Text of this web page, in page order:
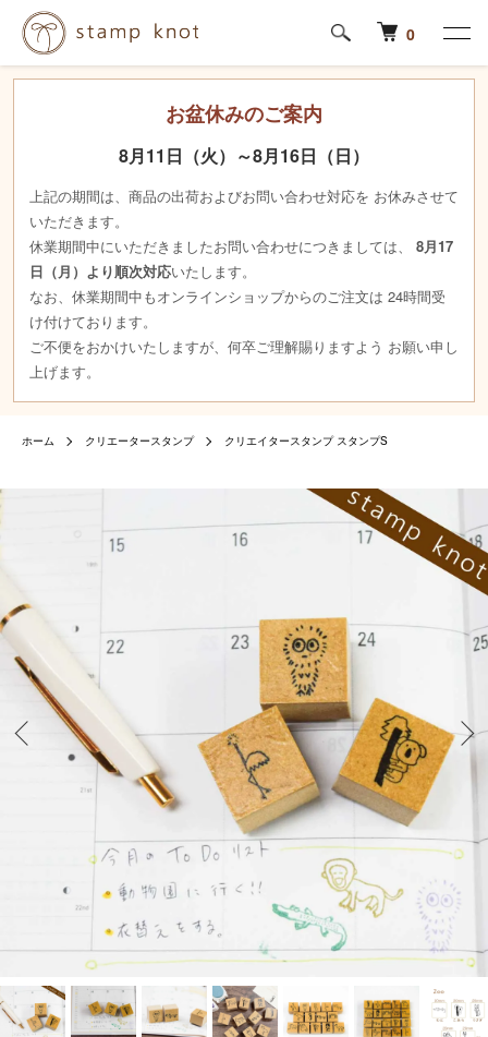
0
お盆休みのご案内
8月11日（火）～8月16日（日）
上記の期間は、商品の出荷およびお問い合わせ対応を お休みさせて
いただきます。
休業期間中にいただきましたお問い合わせにつきましては、 8月17
日（月）より順次対応いたします。
なお、休業期間中もオンラインショップからのご注文は 24時間受
け付けております。
ご不便をおかけいたしますが、何卒ご理解賜りますよう お願い申し
上げます。
ホーム クリエータースタンプ クリエイタースタンプ スタンプS